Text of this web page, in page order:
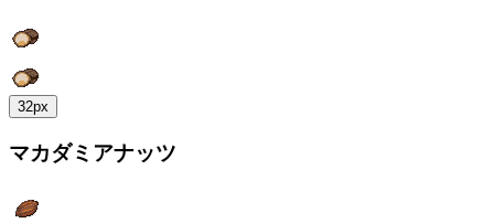
32px
マカダミアナッツ